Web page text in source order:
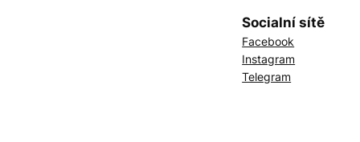
Socialní sítě
Facebook
Instagram
Telegram